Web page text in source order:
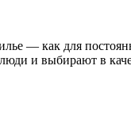
— как для
и выбирают в